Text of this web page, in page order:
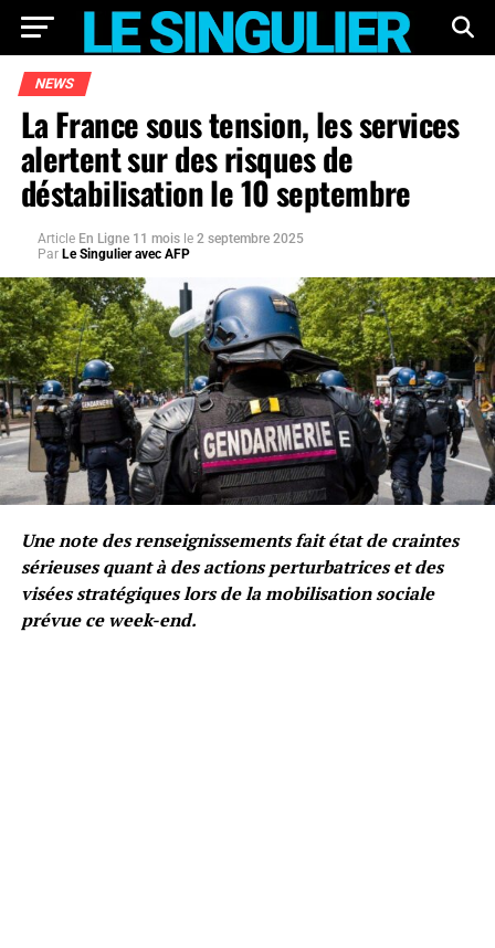
NEWS
La France sous tension, les services
alertent sur des risques de
déstabilisation le 10 septembre
Article En Ligne 11 mois le 2 septembre 2025
Par Le Singulier avec AFP
Une note des renseignissements fait état de craintes
sérieuses quant à des actions perturbatrices et des
visées stratégiques lors de la mobilisation sociale
prévue ce week-end.